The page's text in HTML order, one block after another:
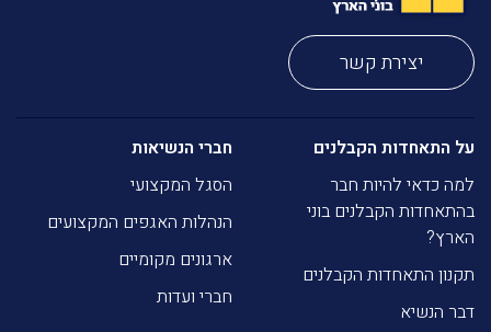
יצירת קשר
על התאחדות הקבלנים
למה כדאי להיות חבר
בהתאחדות הקבלנים בוני
הארץ?
תקנון התאחדות הקבלנים
דבר הנשיא
חברי הנשיאות
הסגל המקצועי
הנהלות האגפים המקצועים
ארגונים מקומיים
חברי ועדות